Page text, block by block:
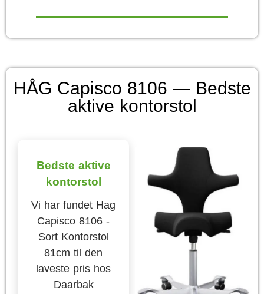
HÅG Capisco 8106 — Bedste
aktive kontorstol
Bedste aktive
kontorstol
Vi har fundet Hag
Capisco 8106 -
Sort Kontorstol
81cm til den
laveste pris hos
Daarbak